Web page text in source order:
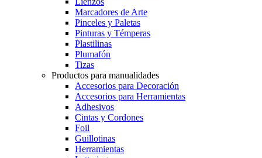
Marcadores de Arte
Pinceles y Paletas
Pinturas y Témperas
Plastilinas
Plumafón
Tizas
Productos para manualidades
Accesorios para Decoración
Accesorios para Herramientas
Adhesivos
Cintas y Cordones
Foil
Guillotinas
Herramientas